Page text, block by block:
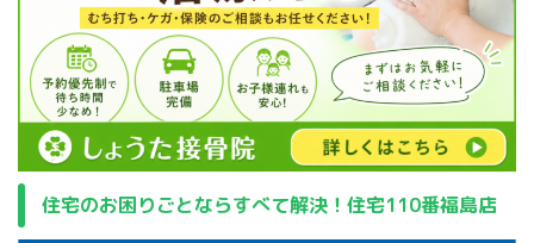
住宅のお困りごとならすべて解決！住宅110番福島店